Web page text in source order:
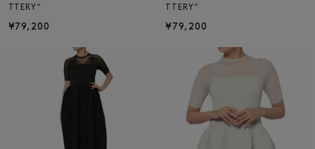
TTERY“
¥79,200
TTERY“
¥79,200